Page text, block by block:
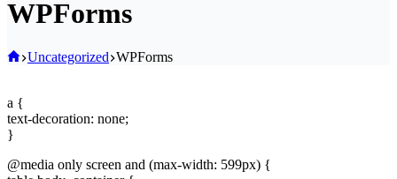
WPForms
Home
Uncategorized WPForms
a {
text-decoration: none;
}
@media only screen and (max-width: 599px) {